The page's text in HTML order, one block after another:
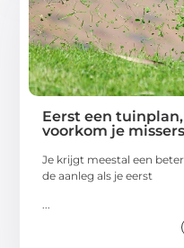
Eerst een
voorkom je missers
Je krijgt meestal een
de aanleg als je eerst